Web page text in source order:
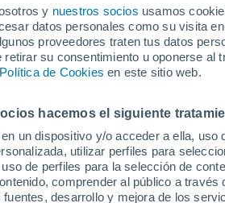
y nuestros socios usamos
datos personales como su visita
proveedores traten tus datos
retirar su consentimiento u oponerse
Política de Cookies en este sitio web.
hacemos el siguiente
un dispositivo y/o acceder a ella,
utilizar perfiles para
de perfiles para la selección de
comprender al público a
fuentes, desarrollo y mejora de los
Sur -
-